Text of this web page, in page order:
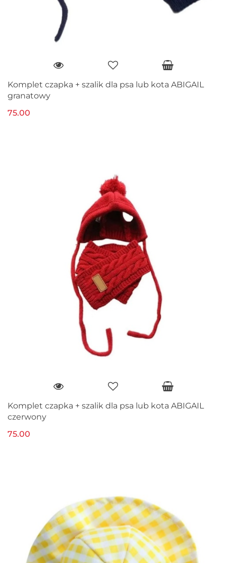
Komplet czapka + szalik dla psa lub kota ABIGAIL
granatowy
75.00
Komplet czapka + szalik dla psa lub kota ABIGAIL
czerwony
75.00